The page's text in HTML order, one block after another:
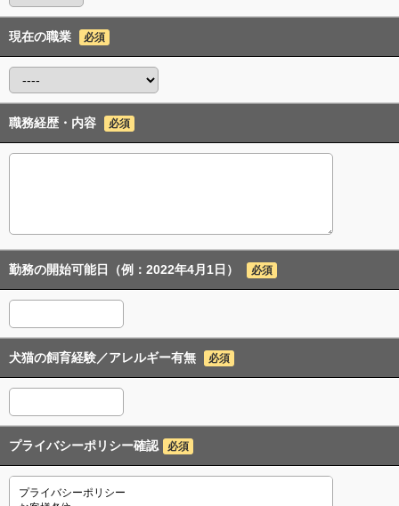
現在の職業 必須
職務経歴・内容 必須
勤務の開始可能日（例：2022年4月1日） 必須
犬猫の飼育経験／アレルギー有無 必須
プライバシーポリシー確認 必須